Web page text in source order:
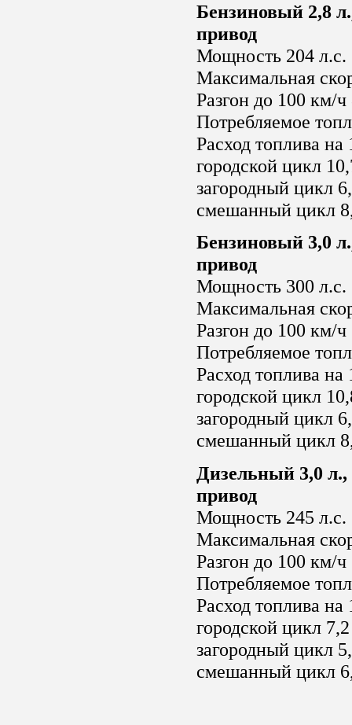
Бензиновый 2,8
привод
Мощность 204 л.с.
Максимальная
Разгон до 100 км/ч
Потребляемое
Расход топлива на
городской цикл
загородный цикл
смешанный цикл
Бензиновый 3,0
привод
Мощность 300 л.с.
Максимальная
Разгон до 100 км/ч
Потребляемое
Расход топлива на
городской цикл
загородный цикл
смешанный цикл
Дизельный 3,0
привод
Мощность 245 л.с.
Максимальная
Разгон до 100 км/ч
Потребляемое
Расход топлива на
городской цикл
загородный цикл
смешанный цикл